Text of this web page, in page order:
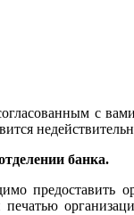
с
банка.
предоставить